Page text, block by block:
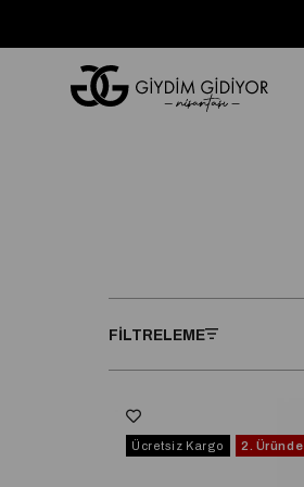
FILTRELEME
2. Üründe
Ücretsiz Kargo